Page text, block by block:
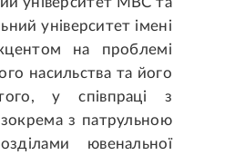
університет імені
на проблемі
насильства та його
у співпраці з
з патрульною
ювенальної